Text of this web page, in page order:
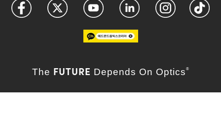
The FUTURE Depends On Optics ®